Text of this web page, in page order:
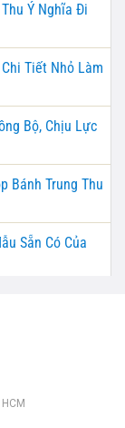
Ý Nghĩa Đi
Tiết Nhỏ Làm
Bộ, Chịu Lực
Bánh Trung Thu
Sẵn Có Của